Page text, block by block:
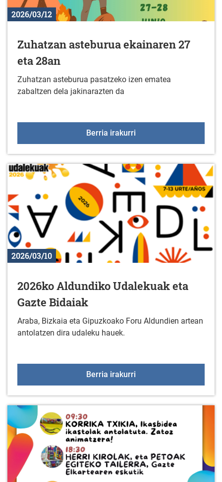
2026/03/12
Zuhatzan asteburua ekainaren 27
eta 28an
Zuhatzan asteburua pasatzeko izen ematea
zabaltzen dela jakinarazten da
Berria irakurri
2026/03/10
2026ko Aldundiko Udalekuak eta
Gazte Bidaiak
Araba, Bizkaia eta Gipuzkoako Foru Aldundien artean
antolatzen dira udaleku hauek.
Berria irakurri